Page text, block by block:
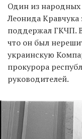
Один из народных
Леонида Кравчука
поддержал ГКЧП.
что он был
украинскую
прокурора
руководителей.